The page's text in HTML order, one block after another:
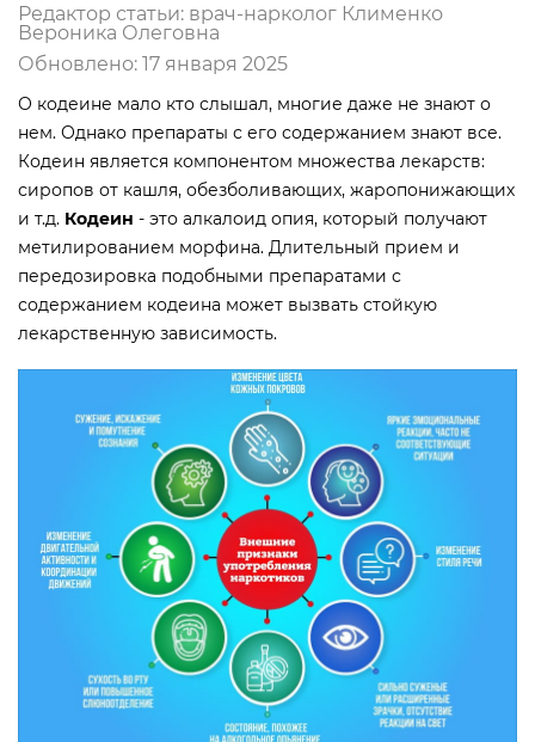
Редактор статьи: врач-нарколог Клименко
Вероника Олеговна
Обновлено: 17 января 2025
О кодеине мало кто слышал, многие даже не знают о
нем. Однако препараты с его содержанием знают все.
Кодеин является компонентом множества лекарств:
сиропов от кашля, обезболивающих, жаропонижающих
и т.д. Кодеин - это алкалоид опия, который получают
метилированием морфина. Длительный прием и
передозировка подобными препаратами с
содержанием кодеина может вызвать стойкую
лекарственную зависимость.